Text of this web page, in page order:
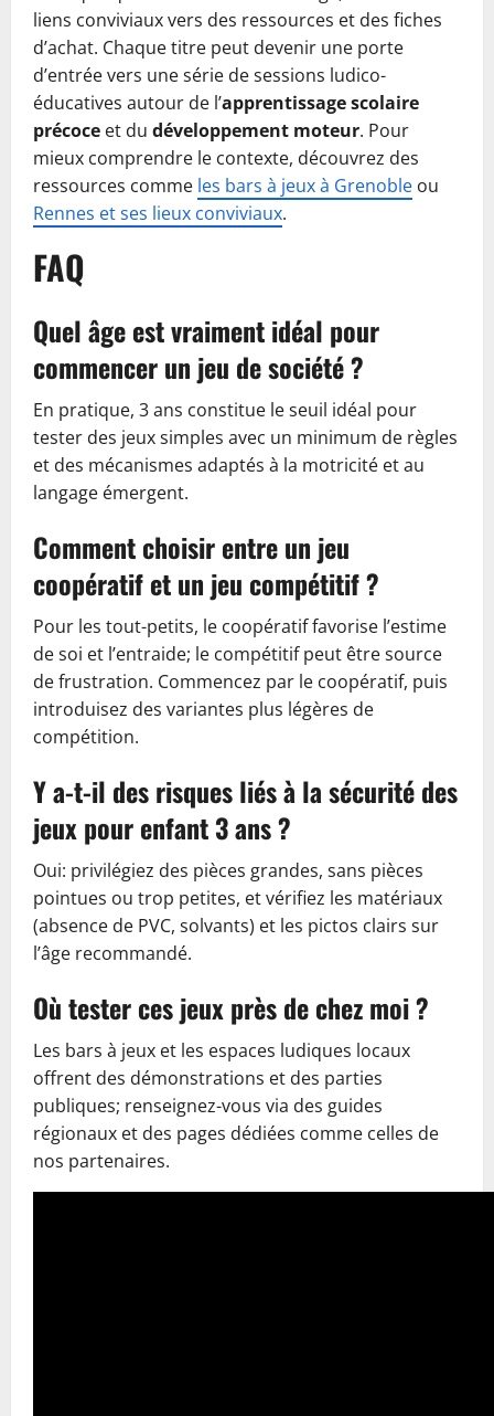
liens conviviaux vers des ressources et des fiches
d’achat. Chaque titre peut devenir une porte
d’entrée vers une série de sessions ludico-
éducatives autour de l’apprentissage scolaire
précoce et du développement moteur. Pour
mieux comprendre le contexte, découvrez des
ressources comme les bars à jeux à Grenoble ou
Rennes et ses lieux conviviaux.
FAQ
Quel âge est vraiment idéal pour
commencer un jeu de société ?
En pratique, 3 ans constitue le seuil idéal pour
tester des jeux simples avec un minimum de règles
et des mécanismes adaptés à la motricité et au
langage émergent.
Comment choisir entre un jeu
coopératif et un jeu compétitif ?
Pour les tout-petits, le coopératif favorise l’estime
de soi et l’entraide; le compétitif peut être source
de frustration. Commencez par le coopératif, puis
introduisez des variantes plus légères de
compétition.
Y a-t-il des risques liés à la sécurité des
jeux pour enfant 3 ans ?
Oui: privilégiez des pièces grandes, sans pièces
pointues ou trop petites, et vérifiez les matériaux
(absence de PVC, solvants) et les pictos clairs sur
l’âge recommandé.
Où tester ces jeux près de chez moi ?
Les bars à jeux et les espaces ludiques locaux
offrent des démonstrations et des parties
publiques; renseignez-vous via des guides
régionaux et des pages dédiées comme celles de
nos partenaires.